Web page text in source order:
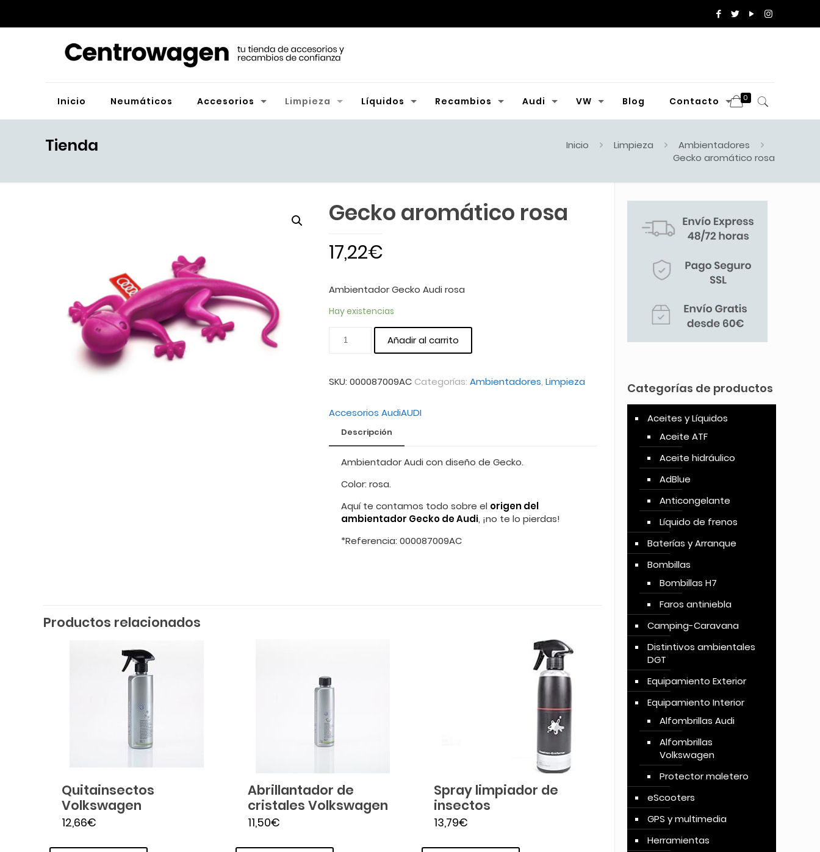
Inicio Neumáticos Accesorios Limpieza Líquidos Recambios Audi VW Blog Contacto 0
Tienda Inicio Limpieza
Ambientadores
Gecko aromático rosa
Gecko aromático rosa
17,22€
Ambientador Gecko Audi rosa
Hay existencias
Añadir al carrito
SKU: 000087009AC Categorías: Ambientadores, Limpieza
Accesorios AudiAUDI
Descripción
Ambientador Audi con diseño de Gecko.
Color: rosa.
Aquí te contamos todo sobre el origen del
ambientador Gecko de Audi, ¡no te lo pierdas!
*Referencia: 000087009AC
Productos relacionados
Quitainsectos
Volkswagen
12,66€
Abrillantador de
cristales Volkswagen
11,50€
Spray limpiador de
insectos
13,79€
Categorías de productos
Aceites y Líquidos
Aceite ATF
Aceite hidráulico
AdBlue
Anticongelante
Líquido de frenos
Baterías y Arranque
Bombillas
Bombillas H7
Faros antiniebla
Camping-Caravana
Distintivos ambientales
DGT
Equipamiento Exterior
Equipamiento Interior
Alfombrillas Audi
Alfombrillas
Volkswagen
Protector maletero
eScooters
GPS y multimedia
Herramientas